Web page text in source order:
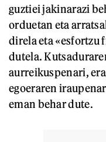
guztiei jakinarazi
orduetan eta
direla eta «esfortzu
dutela.
aurreikuspenari,
egoeraren
eman behar dute.